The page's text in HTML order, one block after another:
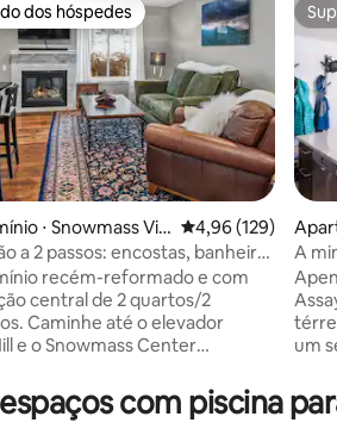
de 5, 140 avaliações
dos hóspedes
dos hóspedes
⋅ Snowmass Vill
4,96 de uma
4,96 (129)
a 2 passos: encostas, banheira
piscina, Wi-Fi e
recém-reformado e com
central de 2 quartos/2
Caminhe até o elevador
e o Snowmass Center
ou pegue um transporte
qualquer lugar da vila do
llage
A
Sala
Assay Hill! Acesso
um
Base
para
com piscina